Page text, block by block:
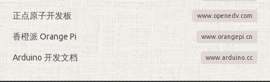
正点原子开发板 www.openedv.com
香橙派 Orange Pi www.orangepi.cn
Arduino 开发文档 www.arduino.cc